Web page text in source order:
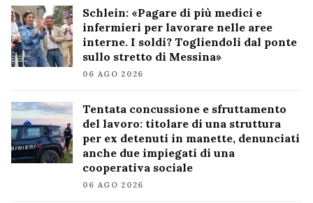
Schlein: «Pagare di più medici e
infermieri per lavorare nelle aree
interne. I soldi? Togliendoli dal ponte
sullo stretto di Messina»
06 AGO 2026
Tentata concussione e sfruttamento
del lavoro: titolare di una struttura
per ex detenuti in manette, denunciati
anche due impiegati di una
cooperativa sociale
06 AGO 2026